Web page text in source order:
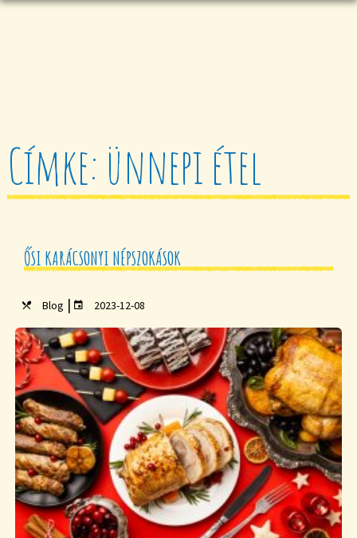
Címke: ünnepi étel
ŐSI KARÁCSONYI NÉPSZOKÁSOK
Blog | 2023-12-08